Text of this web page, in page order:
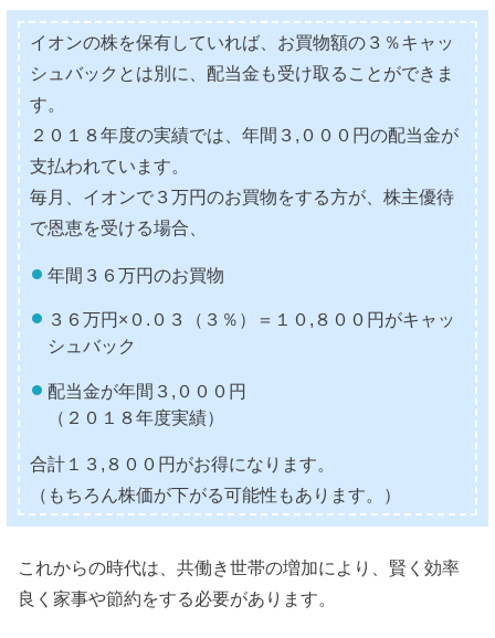
イオンの株を保有していれば、お買物額の３％キャッ
シュバックとは別に、配当金も受け取ることができま
す。
２０１８年度の実績では、年間３,０００円の配当金が
支払われています。
毎月、イオンで３万円のお買物をする方が、株主優待
で恩恵を受ける場合、
年間３６万円のお買物
３６万円×０.０３（３％）＝１０,８００円がキャッ
シュバック
配当金が年間３,０００円
（２０１８年度実績）
合計１３,８００円がお得になります。
（もちろん株価が下がる可能性もあります。）
これからの時代は、共働き世帯の増加により、賢く効率
良く家事や節約をする必要があります。